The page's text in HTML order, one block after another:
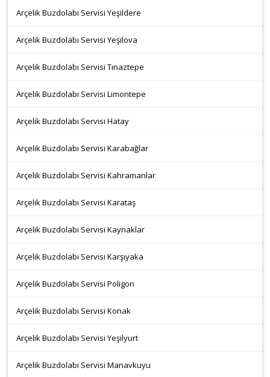
Arçelik Buzdolabı Servisi Yeşildere
Arçelik Buzdolabı Servisi Yeşilova
Arçelik Buzdolabı Servisi Tınaztepe
Arçelik Buzdolabı Servisi Limontepe
Arçelik Buzdolabı Servisi Hatay
Arçelik Buzdolabı Servisi Karabağlar
Arçelik Buzdolabı Servisi Kahramanlar
Arçelik Buzdolabı Servisi Karataş
Arçelik Buzdolabı Servisi Kaynaklar
Arçelik Buzdolabı Servisi Karşıyaka
Arçelik Buzdolabı Servisi Poligon
Arçelik Buzdolabı Servisi Konak
Arçelik Buzdolabı Servisi Yeşilyurt
Arçelik Buzdolabı Servisi Manavkuyu